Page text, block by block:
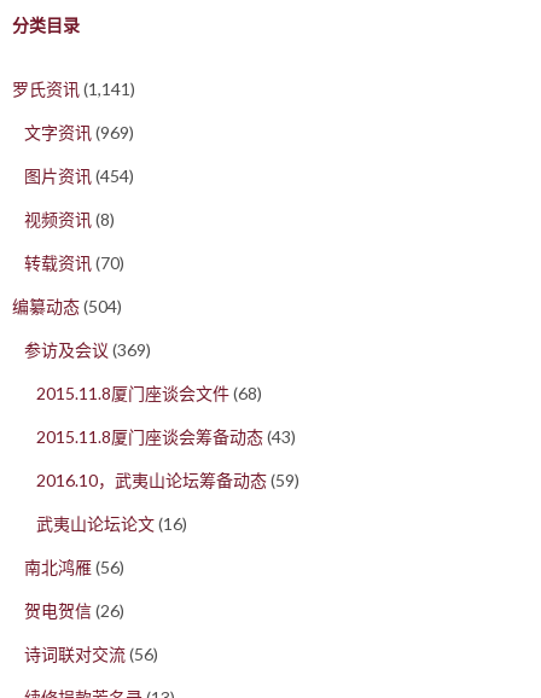
分类目录
罗氏资讯(1,141)
文字资讯(969)
图片资讯(454)
视频资讯(8)
转载资讯(70)
编纂动态(504)
参访及会议 (369)
2015.11.8厦门座谈会文件(68)
2015.11.8厦门座谈会筹备动态(43)
2016.10，武夷山论坛筹备动态(59)
武夷山论坛论文(16)
南北鸿雁(56)
贺电贺信(26)
诗词联对交流(56)